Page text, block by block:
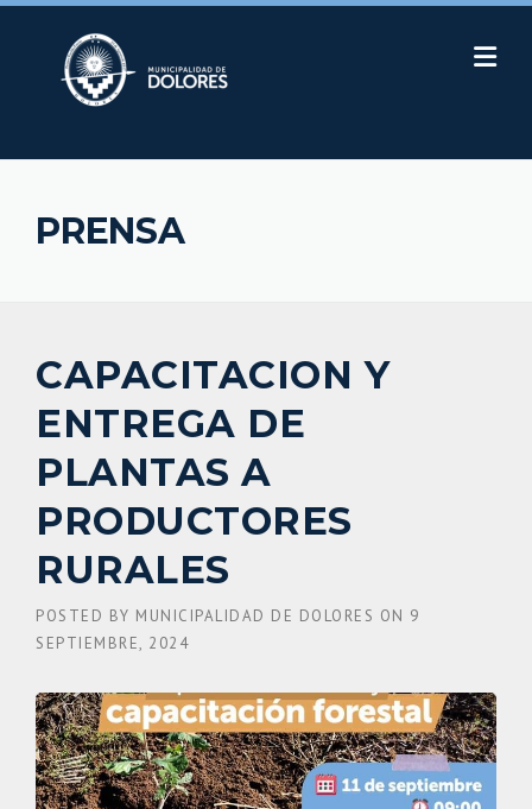
Skip
PRENSA
CAPACITACION Y
ENTREGA DE
PLANTAS A
PRODUCTORES
RURALES
POSTED BY MUNICIPALIDAD DE DOLORES ON 9
SEPTIEMBRE, 2024